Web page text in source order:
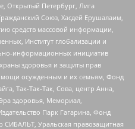
Открытый Петербург, Лига
Союз, Хасдей Ерушалаим,
средств массовой информации,
Институт глобализации и
информационных инициатив
здоровья и защиты прав
осужденным и их семьям, Фонд
Так-Так-Так, Сова, центр Анна,
здоровья, Мемориал,
Парк Гагарина, Фонд
СИБАЛЬТ, Уральская правозащитная